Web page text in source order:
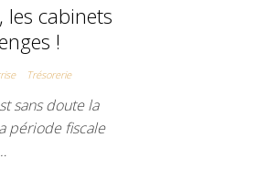
les cabinets
!
Trésorerie
sans doute la
période fiscale